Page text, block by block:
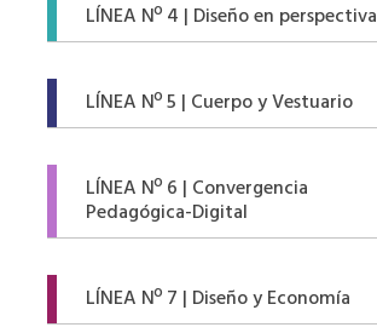
LÍNEA Nº 4 | Diseño en perspectiva
LÍNEA Nº 5 | Cuerpo y Vestuario
LÍNEA Nº 6 | Convergencia
Pedagógica-Digital
LÍNEA Nº 7 | Diseño y Economía